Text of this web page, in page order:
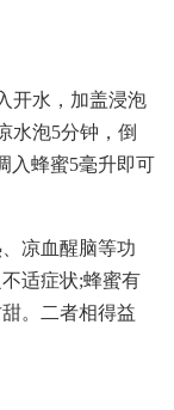
开水，加盖浸泡
水泡5分钟，倒
入蜂蜜5毫升即可
凉血醒脑等功
适症状;蜂蜜有
。二者相得益